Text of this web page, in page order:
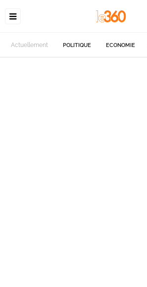
Actuellement POLITIQUE ECONOMIE